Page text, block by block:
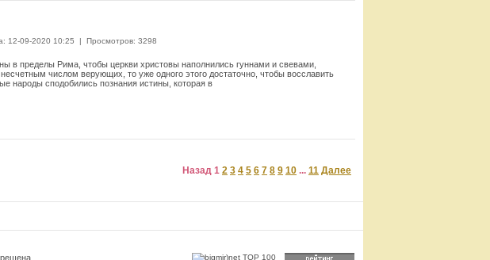
12-09-2020 10:25 | Просмотров: 3298
в пределы Рима, чтобы церкви христовы наполнились гуннами и свевами,
числом верующих, то уже одного этого достаточно, чтобы восславить
народы сподобились познания истины, которая в
Назад 1 2 3 4 5 6 7 8 9 10 ... 11 Далее